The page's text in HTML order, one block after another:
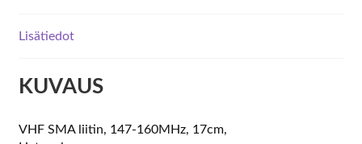
Lisätiedot
KUVAUS
VHF SMA liitin, 147-160MHz, 17cm,